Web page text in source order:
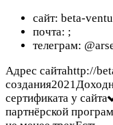
сайт: beta-
почта: ;
телеграм:
Адрес сайтаhttp://
сертификата у сайта
партнёрской